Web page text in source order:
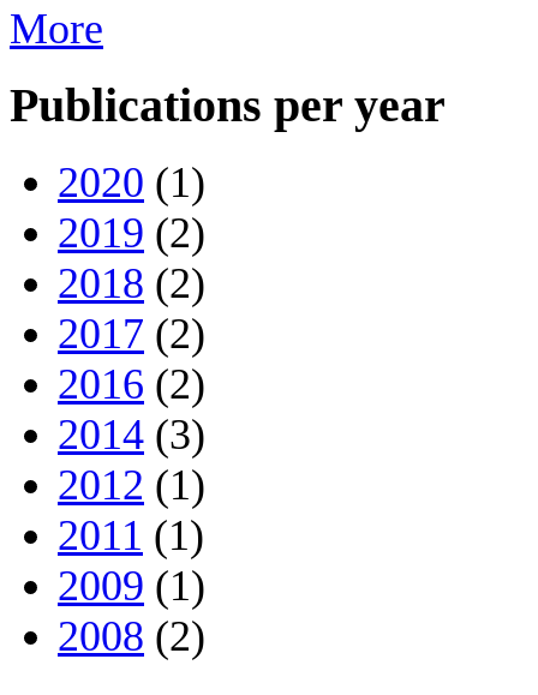
More
Publications per year
2020 (1)
2019 (2)
2018 (2)
2017 (2)
2016 (2)
2014 (3)
2012 (1)
2011 (1)
2009 (1)
2008 (2)